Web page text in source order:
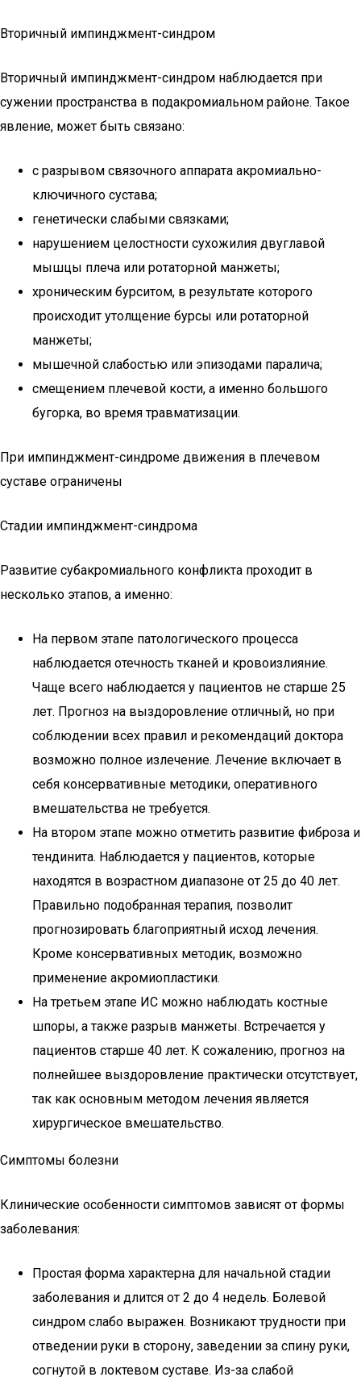
Вторичный импинджмент-синдром
Вторичный импинджмент-синдром наблюдается при
сужении пространства в подакромиальном районе. Такое
явление, может быть связано:
с разрывом связочного аппарата акромиально-
ключичного сустава;
генетически слабыми связками;
нарушением целостности сухожилия двуглавой
мышцы плеча или ротаторной манжеты;
хроническим бурситом, в результате которого
происходит утолщение бурсы или ротаторной
манжеты;
мышечной слабостью или эпизодами паралича;
смещением плечевой кости, а именно большого
бугорка, во время травматизации.
При импинджмент-синдроме движения в плечевом
суставе ограничены
Стадии импинджмент-синдрома
Развитие субакромиального конфликта проходит в
несколько этапов, а именно:
На первом этапе патологического процесса
наблюдается отечность тканей и кровоизлияние.
Чаще всего наблюдается у пациентов не старше 25
лет. Прогноз на выздоровление отличный, но при
соблюдении всех правил и рекомендаций доктора
возможно полное излечение. Лечение включает в
себя консервативные методики, оперативного
вмешательства не требуется.
На втором этапе можно отметить развитие фиброза и
тендинита. Наблюдается у пациентов, которые
находятся в возрастном диапазоне от 25 до 40 лет.
Правильно подобранная терапия, позволит
прогнозировать благоприятный исход лечения.
Кроме консервативных методик, возможно
применение акромиопластики.
На третьем этапе ИС можно наблюдать костные
шпоры, а также разрыв манжеты. Встречается у
пациентов старше 40 лет. К сожалению, прогноз на
полнейшее выздоровление практически отсутствует,
так как основным методом лечения является
хирургическое вмешательство.
Симптомы болезни
Клинические особенности симптомов зависят от формы
заболевания:
Простая форма характерна для начальной стадии
заболевания и длится от 2 до 4 недель. Болевой
синдром слабо выражен. Возникают трудности при
отведении руки в сторону, заведении за спину руки,
согнутой в локтевом суставе. Из-за слабой